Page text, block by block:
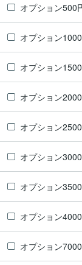
オプション500
オプション
オプション
オプション
オプション
オプション
オプション
オプション
オプション